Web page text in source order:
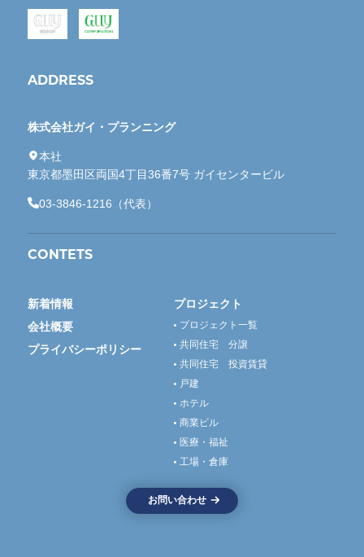
ADDRESS
株式会社ガイ・プランニング
本社
東京都墨田区両国4丁目36番7号 ガイセンタービル
03-3846-1216（代表）
CONTETS
新着情報
会社概要
プライバシーポリシー
プロジェクト
プロジェクト一覧
共同住宅 分譲
共同住宅 投資賃貸
戸建
ホテル
商業ビル
医療・福祉
工場・倉庫
お問い合わせ